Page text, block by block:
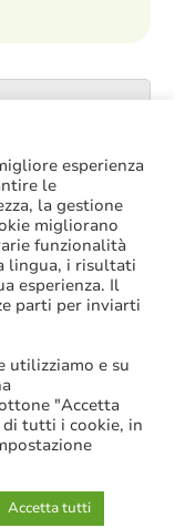
tetti di spesa
l’aumento del
i
investimenti
PA”: molte
gli enti locali
scorrimento di
il fondo per il
esperienza
le
la gestione
migliorano
funzionalità
lingua, i risultati
esperienza. Il
parti per inviarti
utilizziamo e su
"Accetta
tutti i cookie, in
Accetta tutti